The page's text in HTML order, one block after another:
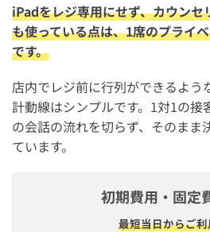
iPadをレジ専用にせず、カウンセ
も使っている点は、1席のプライ
です。
店内でレジ前に行列ができるよう
計動線はシンプルです。1対1の接
の会話の流れを切らず、そのまま
ています。
初期費用・固定
最短​当日から​ご